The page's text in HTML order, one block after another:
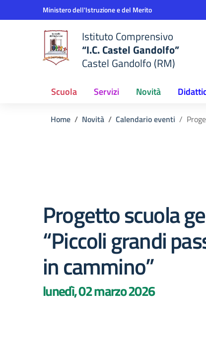
Vai ai contenuti
Vai al menu di navigazioneMinistero dell'Istruzione e del Merito
Istituto Comprensivo
“I.C. Castel Gandolfo”
Castel Gandolfo (RM)
Scuola Servizi Novità
Home Novità Calendario eventi
Progetto scuola
“Piccoli grandi
in cammino”
lunedì, 02 marzo 2026